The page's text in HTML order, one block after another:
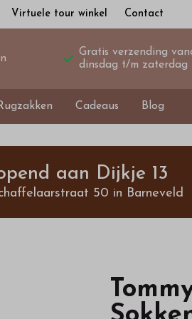
Virtuele tour winkel Contact
Gratis verzending
dinsdag t/m zaterdag
Cadeaus Blog
aan Dijkje 13
50 in Barneveld